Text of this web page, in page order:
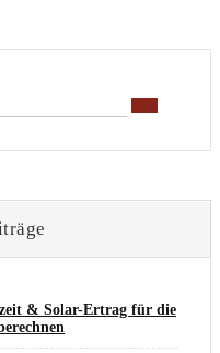
& Solar-Ertrag für die